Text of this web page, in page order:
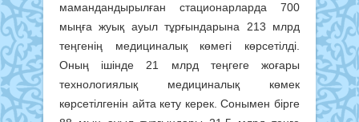
мамандандырылған стационарларда 700
мыңға жуық ауыл тұрғындарына 213 млрд
теңгенің медициналық көмегі көрсетілді.
Оның ішінде 21 млрд теңгеге жоғары
технологиялық медициналық көмек
көрсетілгенін айта кету керек. Сонымен бірге